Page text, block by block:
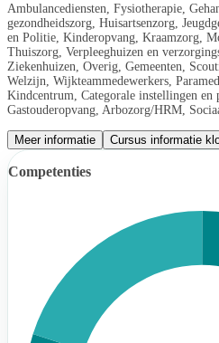
Ambulancediensten, Fysiotherapie,
gezondheidszorg, Huisartsenzorg,
en Politie, Kinderopvang, Kraamzorg,
Thuiszorg, Verpleeghuizen en
Ziekenhuizen, Overig, Gemeenten,
Welzijn, Wijkteammedewerkers,
Kindcentrum, Categorale instellingen
Gastouderopvang, Arbozorg/HRM,
Meer informatie Cursus informatie
Competenties